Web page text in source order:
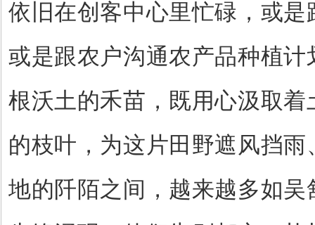
依旧在创客中心里忙碌，或
或是跟农户沟通农产品种植
根沃土的禾苗，既用心汲取
的枝叶，为这片田野遮风挡
地的阡陌之间，越来越多如